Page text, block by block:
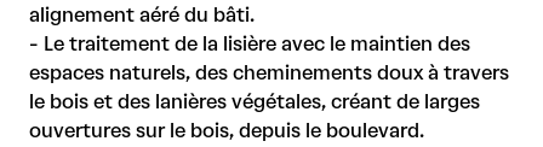
alignement aéré du bâti.
- Le traitement de la lisière avec le maintien des
espaces naturels, des cheminements doux à travers
le bois et des lanières végétales, créant de larges
ouvertures sur le bois, depuis le boulevard.